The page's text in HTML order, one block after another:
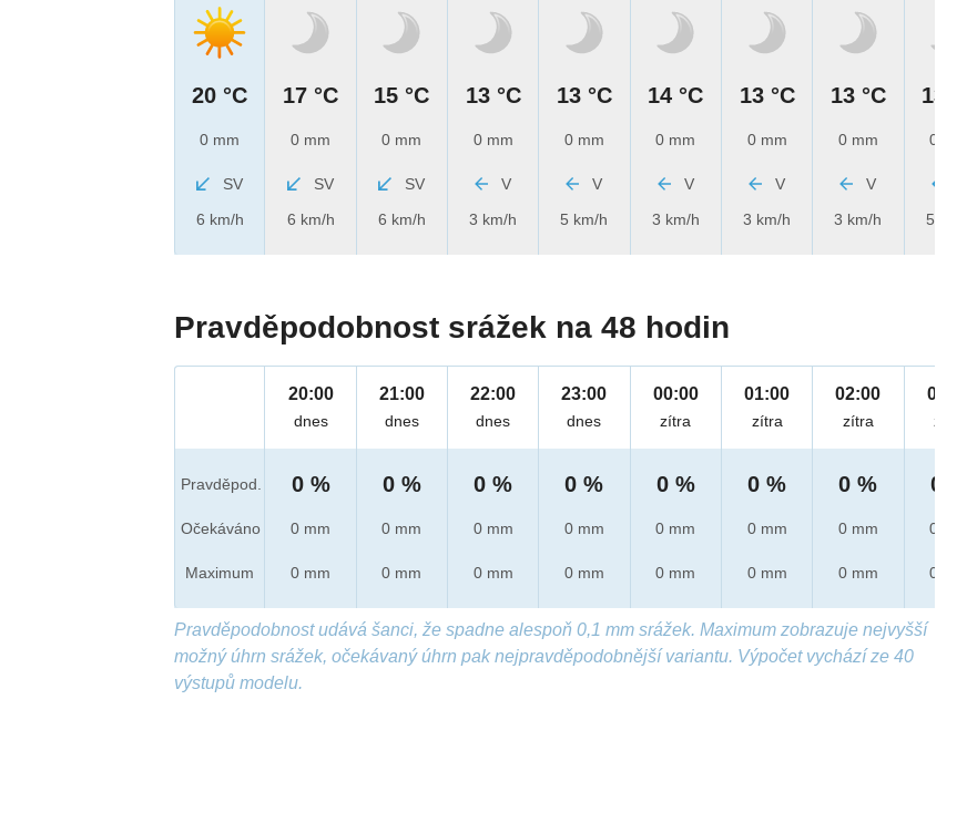
20 °C
0 mm
SV
6 km/h
17 °C
0 mm
SV
6 km/h
15 °C
0 mm
SV
6 km/h
13 °C
0 mm
V
3 km/h
13 °C
0 mm
V
5 km/h
14 °C
0 mm
V
3 km/h
13 °C
0 mm
V
3 km/h
13 °C
0 mm
V
3 km/h
13 °C
0 mm
5 km/h
Pravděpodobnost srážek na 48 hodin
Pravděpod.
Očekáváno
Maximum
20:00
dnes
0 %
0 mm
0 mm
21:00
dnes
0 %
0 mm
0 mm
22:00
dnes
0 %
0 mm
0 mm
23:00
dnes
0 %
0 mm
0 mm
00:00
zítra
0 %
0 mm
0 mm
01:00
zítra
0 %
0 mm
0 mm
02:00
zítra
0 %
0 mm
0 mm
03:00
zítra
0 %
0 mm
0 mm
Pravděpodobnost udává šanci, že spadne alespoň 0,1 mm srážek. Maximum zobrazuje nejvyšší
možný úhrn srážek, očekávaný úhrn pak nejpravděpodobnější variantu. Výpočet vychází ze 40
výstupů modelu.